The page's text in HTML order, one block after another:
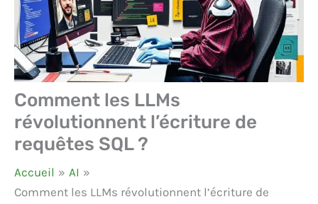
Comment les LLMs
révolutionnent l’écriture de
requêtes SQL ?
Accueil
AI
Comment les LLMs révolutionnent l’écriture de